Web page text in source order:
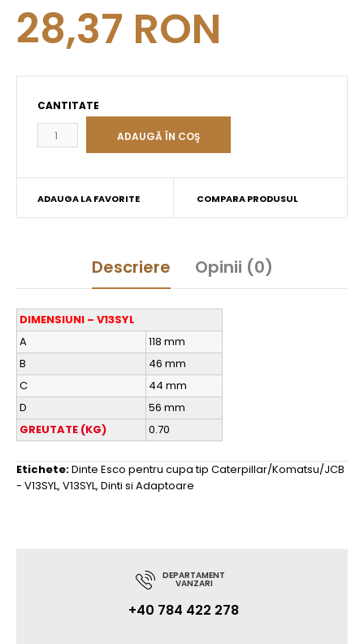
28,37 RON
CANTITATE
ADAUGA LA FAVORITE COMPARA PRODUSUL
Descriere Opinii (0)
DIMENSIUNI – V13SYL
A
118 mm
B
46 mm
C
44 mm
D
56 mm
GREUTATE (KG)
0.70
Etichete:Dinte Esco pentru cupa tip Caterpillar/Komatsu/JCB
- V13SYL, V13SYL, Dinti si Adaptoare
DEPARTAMENT
VANZARI
+40 784 422 278